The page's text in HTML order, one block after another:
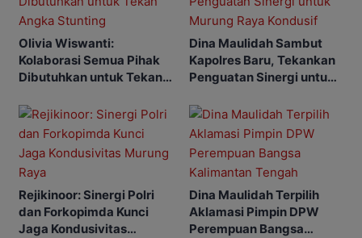
Olivia Wiswanti:
Kolaborasi Semua Pihak
Dibutuhkan untuk Tekan
Dina Maulidah Sambut
Kapolres Baru, Tekankan
Penguatan Sinergi untuk
Rejikinoor: Sinergi Polri
dan Forkopimda Kunci
Jaga Kondusivitas
Dina Maulidah Terpilih
Aklamasi Pimpin DPW
Perempuan Bangsa